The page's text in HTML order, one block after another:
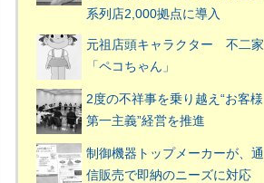
系列店2,000拠点に導入
元祖店頭キャラクター 不二家
「ペコちゃん」
2度の不祥事を乗り越え“お客様
第一主義”経営を推進
制御機器トップメーカーが、通
信販売で即納のニーズに対応